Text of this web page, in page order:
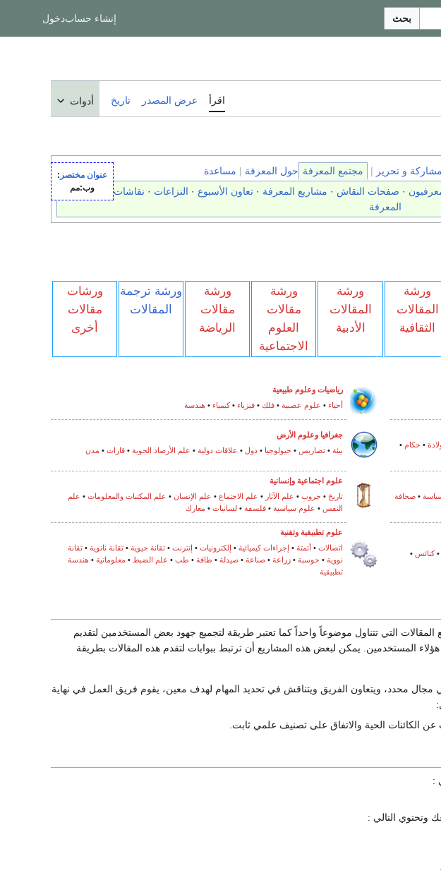
بحث إنشاء حسابدخول
اقرأ عرض المصدر تاريخ أدوات
مشاركة و تحرير | مجتمع المعرفة حول المعرفة | مساعدة
· صفحات النقاش · مشاريع المعرفة · تعاون الأسبوع · النزاعات · نقاشات جارية·سل
المعرفة
عنوان مختصر :
وب:مم
ورشة
المقالات
الثقافية
ورشة
المقالات
الأدبية
ورشة
مقالات
العلوم
الاجتماعية
ورشة
مقالات
الرياضة
ورشة ترجمة
المقالات
ورشات
مقالات
أخرى
رياضيات وعلوم طبيعية
أحياء • علوم عصبية • فلك • فيزياء •كيمياء • هندسة
• حكام •
جغرافيا وعلوم الأرض
بيئة • تضاريس • جيولوجيا • دول • علاقات دولية • علم الأرصاد الجوية • قارات • مدن
• صحافة
علوم اجتماعية وإنسانية
تاريخ • حروب • علم الآثار • علم الاجتماع • علم الإنسان • علم المكتبات والمعلومات • علم
النفس • علوم سياسية • فلسفة • لسانيات • معارك
•كنائس •
علوم تطبيقية وتقنية
اتصالات • أتمتة • إجراءات كيميائية • إلكترونيات • إنترنت • تقانة حيوية • تقانة نانوية • تقانة
نووية • حوسبة • زراعة • صناعة • صيدلة • طاقة • طب • علم الضبط • معلوماتية • هندسة
تطبيقية
التي تتناول موضوعاً واحداً كما تعتبر طريقة لتجميع جهود بعض المستخدمين لتقديم
المستخدمين. يمكن لبعض هذه المشاريع أن ترتبط ببوابات لتقدم هذه المقالات بطريقة
محدد، ويتعاون الفريق ويتناقش في تحديد المهام لهدف معين، يقوم فريق العمل في نهاية
الكائنات الحية والاتفاق على تصنيف علمي ثابت.
:
التالي :